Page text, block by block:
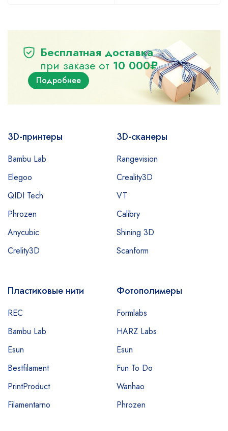
Бесплатная доставка
при заказе от 10 000₽
Подробнее
3D-принтеры
Bambu Lab
Elegoo
QIDI Tech
Phrozen
Anycubic
Crelity3D
3D-сканеры
Rangevision
Creality3D
VT
Calibry
Shining 3D
Scanform
Пластиковые нити
REC
Bambu Lab
Esun
Bestfilament
PrintProduct
Filamentarno
Фотополимеры
Formlabs
HARZ Labs
Esun
Fun To Do
Wanhao
Phrozen